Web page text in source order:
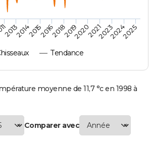
Tendance
2014
2013 201520162018201920202021202320242025
moyenne de 11,7 °c en 1998 à
Comparer avec